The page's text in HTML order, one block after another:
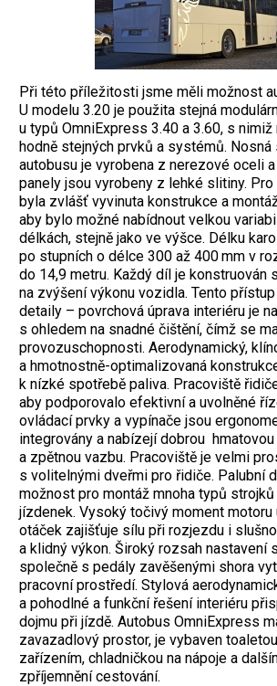
Při této příležitosti jsme měli možnost
U modelu 3.20 je použita stejná
u typů OmniExpress 3.40 a 3.60, s nimiž
hodně stejných prvků a systémů. Nosná
autobusu je vyrobena z nerezové oceli
panely jsou vyrobeny z lehké slitiny. Pro
byla zvlášť vyvinuta konstrukce a
aby bylo možné nabídnout velkou
délkách, stejně jako ve výšce. Délku
po stupních o délce 300 až 400 mm v
do 14,9 metru. Každý díl je konstruován
na zvýšení výkonu vozidla. Tento
detaily – povrchová úprava interiéru je
s ohledem na snadné čištění, čímž se
provozuschopnosti. Aerodynamický,
a hmotnostně-optimalizovaná
k nízké spotřebě paliva. Pracoviště
aby podporovalo efektivní a uvolněné
ovládací prvky a vypínače jsou
integrovány a nabízejí dobrou
a zpětnou vazbu. Pracoviště je velmi
s volitelnými dveřmi pro řidiče. Palubní
možnost pro montáž mnoha typů strojků
jízdenek. Vysoký točivý moment motoru
otáček zajišťuje sílu při rozjezdu i
a klidný výkon. Široký rozsah nastavení
společně s pedály zavěšenými shora
pracovní prostředí. Stylová
a pohodlné a funkční řešení interiéru
dojmu při jízdě. Autobus OmniExpress
zavazadlový prostor, je vybaven
zařízením, chladničkou na nápoje a
zpříjemnění cestování.